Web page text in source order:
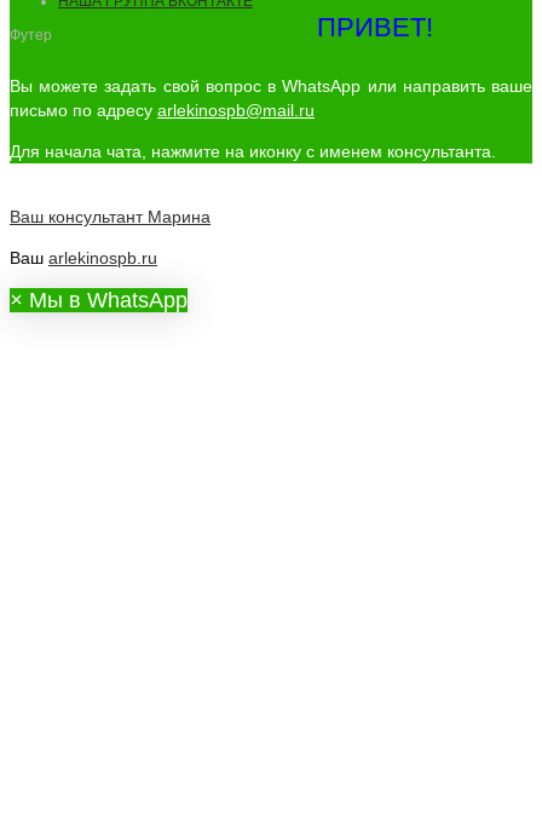
Футер
ПРИВЕТ!
Вы можете задать свой вопрос в WhatsApp или направить ваше
письмо по адресу arlekinospb@mail.ru
Для начала чата, нажмите на иконку с именем консультанта.
Ваш консультант Марина
Ваш arlekinospb.ru
× Мы в WhatsApp